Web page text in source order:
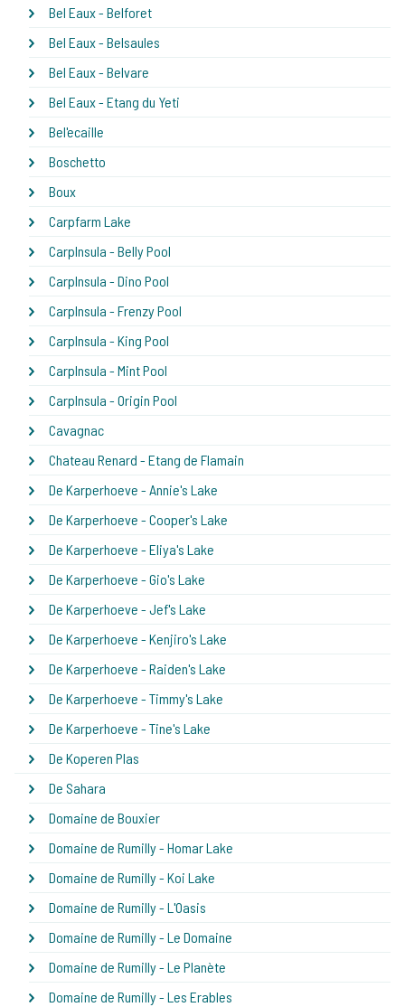
Bel Eaux - Belforet
Bel Eaux - Belsaules
Bel Eaux - Belvare
Bel Eaux - Etang du Yeti
Bel'ecaille
Boschetto
Boux
Carpfarm Lake
CarpInsula - Belly Pool
CarpInsula - Dino Pool
CarpInsula - Frenzy Pool
CarpInsula - King Pool
CarpInsula - Mint Pool
CarpInsula - Origin Pool
Cavagnac
Chateau Renard - Etang de Flamain
De Karperhoeve - Annie's Lake
De Karperhoeve - Cooper's Lake
De Karperhoeve - Eliya's Lake
De Karperhoeve - Gio's Lake
De Karperhoeve - Jef's Lake
De Karperhoeve - Kenjiro's Lake
De Karperhoeve - Raiden's Lake
De Karperhoeve - Timmy's Lake
De Karperhoeve - Tine's Lake
De Koperen Plas
De Sahara
Domaine de Bouxier
Domaine de Rumilly - Homar Lake
Domaine de Rumilly - Koi Lake
Domaine de Rumilly - L'Oasis
Domaine de Rumilly - Le Domaine
Domaine de Rumilly - Le Planète
Domaine de Rumilly - Les Erables